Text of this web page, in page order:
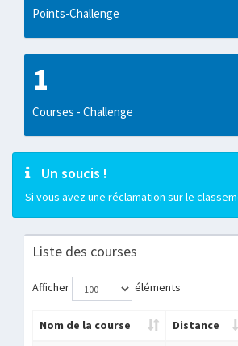
Points-Challenge
1
Courses - Challenge
Un soucis !
Si vous avez une réclamation sur le
Liste des courses
Afficher éléments
Nom de la course Distance